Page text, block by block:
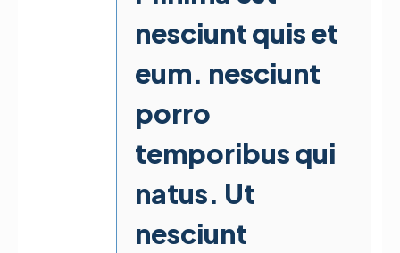
nesciunt quis et
eum. nesciunt
porro
temporibus qui
natus. Ut
nesciunt